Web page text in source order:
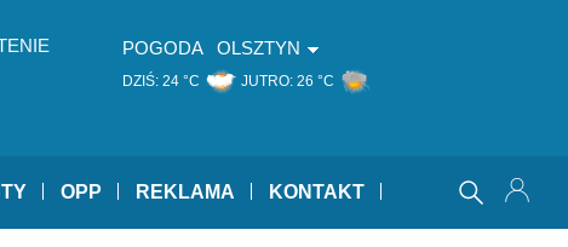
POGODA OLSZTYN
DZIŚ: 24 °C JUTRO: 26 °C
OPP REKLAMA KONTAKT